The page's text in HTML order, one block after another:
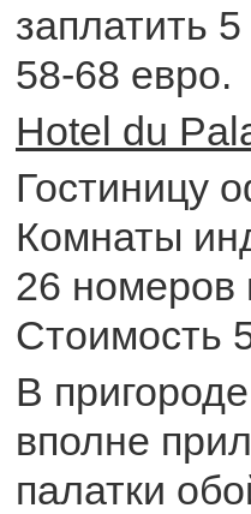
заплатить
58-68 евро.
Hotel du
Гостиницу
Комнаты
26 номеров
Стоимость
В
вполне
палатки